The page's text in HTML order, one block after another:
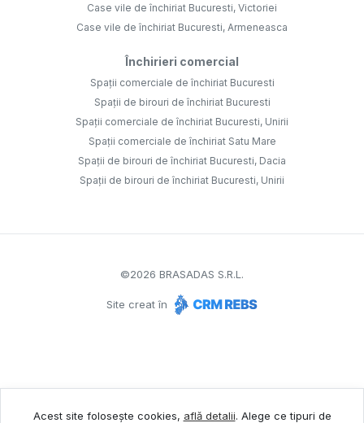
Case vile de închiriat Bucuresti, Victoriei
Case vile de închiriat Bucuresti, Armeneasca
Închirieri comercial
Spații comerciale de închiriat Bucuresti
Spații de birouri de închiriat Bucuresti
Spații comerciale de închiriat Bucuresti, Unirii
Spații comerciale de închiriat Satu Mare
Spații de birouri de închiriat Bucuresti, Dacia
Spații de birouri de închiriat Bucuresti, Unirii
©2026 BRASADAS S.R.L.
Site creat în
Acest site folosește cookies, află detalii. Alege ce tipuri de